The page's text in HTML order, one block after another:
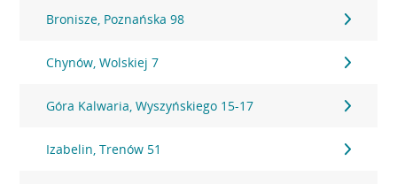
Bronisze, Poznańska 98
Chynów, Wolskiej 7
Góra Kalwaria, Wyszyńskiego 15-17
Izabelin, Trenów 51